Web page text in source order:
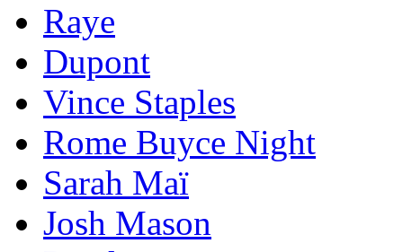
Raye
Dupont
Vince Staples
Rome Buyce Night
Sarah Maï
Josh Mason